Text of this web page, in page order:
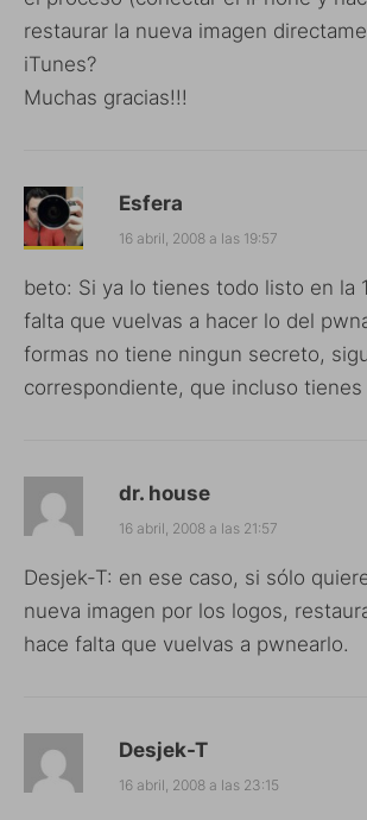
restaurar la nueva imagen
iTunes?
Muchas gracias!!!
Esfera
16 abril, 2008 a las 19:57
beto: Si ya lo tienes todo listo en la
falta que vuelvas a hacer lo del
formas no tiene ningun secreto,
correspondiente, que incluso tienes
dr. house
16 abril, 2008 a las 21:57
Desjek-T: en ese caso, si sólo
nueva imagen por los logos,
hace falta que vuelvas a pwnearlo.
Desjek-T
16 abril, 2008 a las 23:15